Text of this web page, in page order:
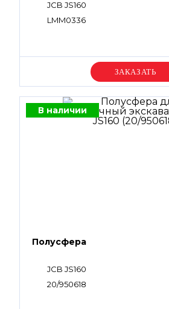
JCB JS160
LMM0336
Уточняйте цену
В наличии
Полусфера
JCB JS160
20/950618